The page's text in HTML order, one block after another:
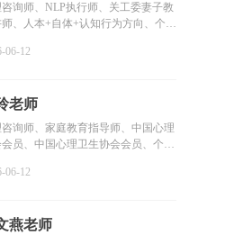
询师、NLP执行师、关工委妻子教
、人本+自体+认知行为方向、个案
06-12
老师
询师、家庭教育指导师、中国心理
员、中国心理卫生协会会员、个案
06-12
燕老师